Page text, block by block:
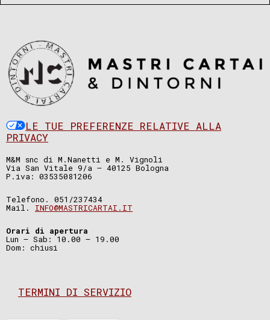
LE TUE PREFERENZE RELATIVE ALLA
PRIVACY
M&M snc di M.Nanetti e M. Vignoli
Via San Vitale 9/a – 40125 Bologna
P.iva: 03535081206
Telefono. 051/237434
Mail. INFO@MASTRICARTAI.IT
Orari di apertura
Lun – Sab: 10.00 – 19.00
Dom: chiusi
TERMINI DI SERVIZIO